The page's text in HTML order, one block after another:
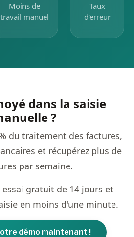
Moins de
travail manuel
Taux
d'erreur
dans la saisie
?
du traitement des factures,
et récupérez plus de
par semaine.
gratuit de 14 jours et
en moins d'une minute.
démo maintenant !